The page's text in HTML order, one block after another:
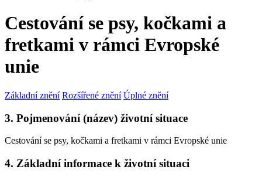
Cestování se psy, kočkami a
fretkami v rámci Evropské
unie
Základní znění Rozšířené znění Úplné znění
3. Pojmenování (název) životní situace
Cestování se psy, kočkami a fretkami v rámci Evropské unie
4. Základní informace k životní situaci